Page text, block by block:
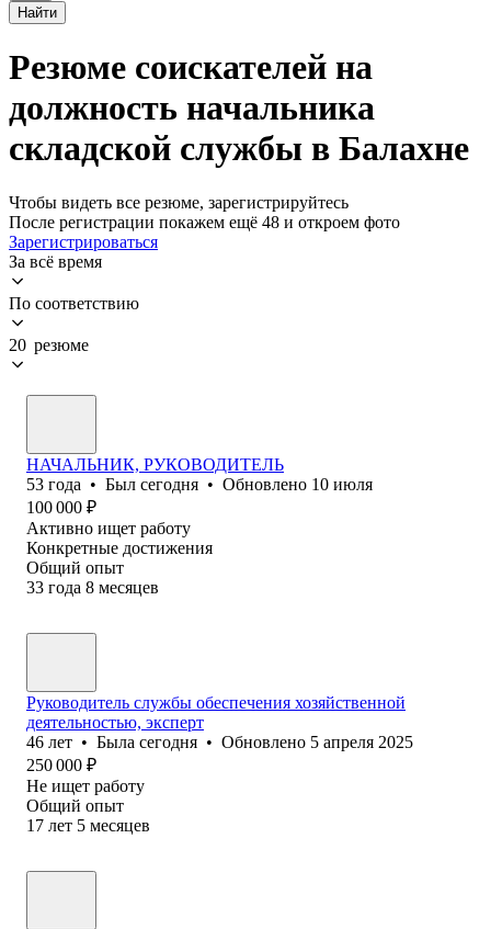
Найти
Резюме соискателей на
должность начальника
складской службы в Балахне
Чтобы видеть все резюме, зарегистрируйтесь
После регистрации покажем ещё 48 и откроем фото
Зарегистрироваться
За всё время
По соответствию
20 резюме
НАЧАЛЬНИК, РУКОВОДИТЕЛЬ
53 года • Был сегодня • Обновлено 10 июля
100 000 ₽
Активно ищет работу
Конкретные достижения
Общий опыт
33 года 8 месяцев
Руководитель службы обеспечения хозяйственной
деятельностью, эксперт
46 лет • Была сегодня • Обновлено 5 апреля 2025
250 000 ₽
Не ищет работу
Общий опыт
17 лет 5 месяцев